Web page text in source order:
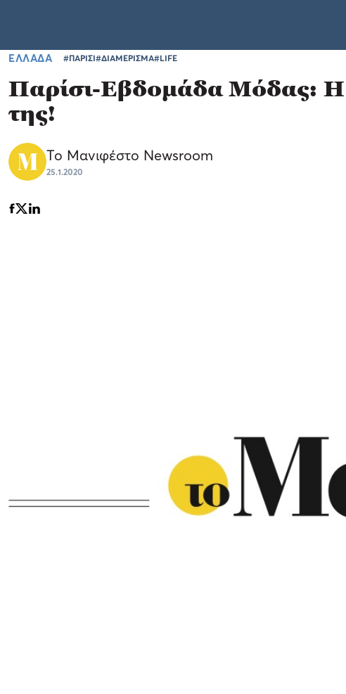
ΕΛΛΑΔΑ #ΠΑΡΙΣΙ#ΔΙΑΜΕΡΙΣΜΑ#LIFE
Παρίσι-Εβδομάδα Μόδας: Η
της!
Το Μανιφέστο Newsroom
25.1.2020